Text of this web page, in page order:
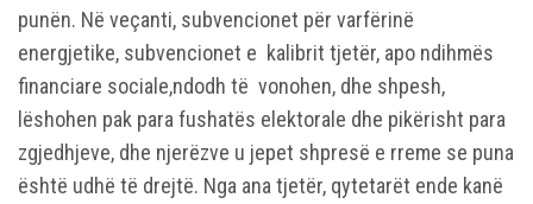
punën. Në veçanti, subvencionet për varfërinë
energjetike, subvencionet e kalibrit tjetër, apo ndihmës
financiare sociale,ndodh të vonohen, dhe shpesh,
lëshohen pak para fushatës elektorale dhe pikërisht para
zgjedhjeve, dhe njerëzve u jepet shpresë e rreme se puna
është udhë të drejtë. Nga ana tjetër, qytetarët ende kanë